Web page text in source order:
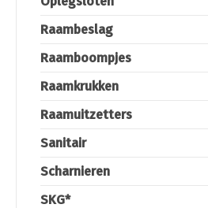
Raambeslag
Raamboompjes
Raamkrukken
Raamuitzetters
Sanitair
Scharnieren
SKG*